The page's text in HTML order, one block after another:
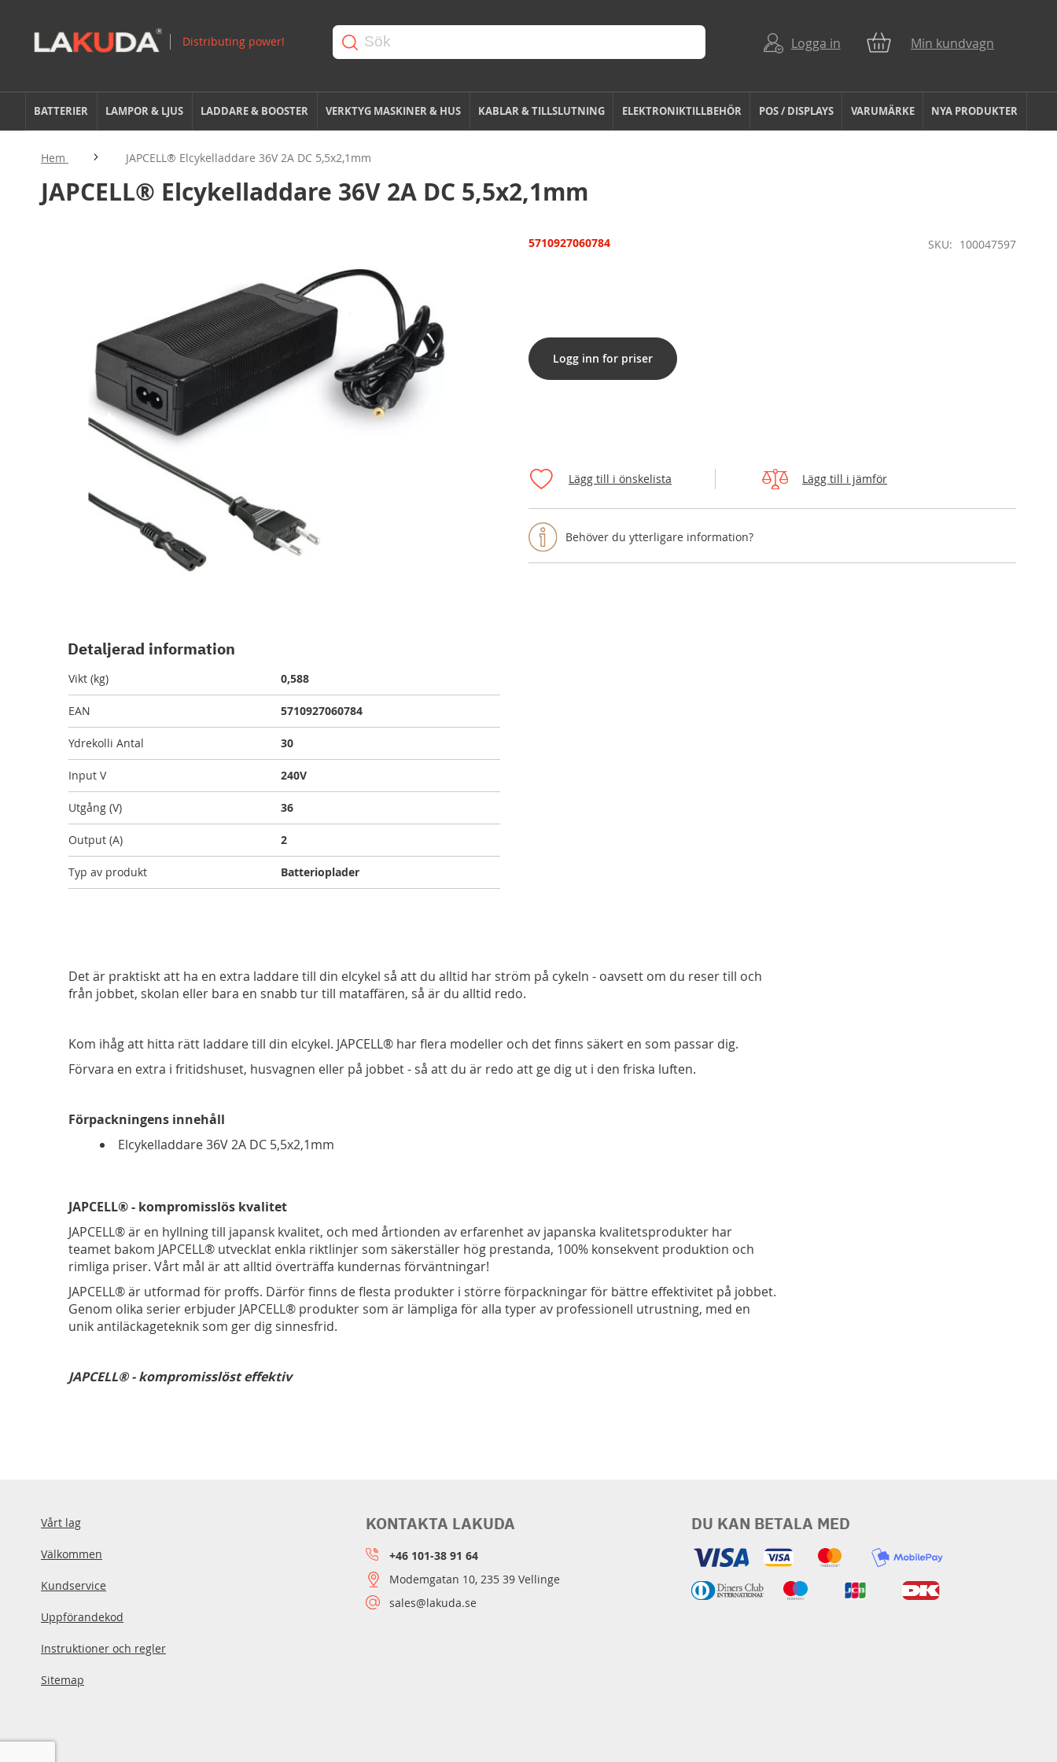
Logga in Min kundvagn
BATTERIER LAMPOR & LJUS LADDARE & BOOSTER VERKTYG MASKINER & HUS KABLAR & TILLSLUTNING ELEKTRONIKTILLBEHÖR POS / DISPLAYS VARUMÄRKE NYA PRODUKTER
Hem JAPCELL® Elcykelladdare 36V 2A DC 5,5x2,1mm
JAPCELL® Elcykelladdare 36V 2A DC 5,5x2,1mm
Lägg till i önskelista Lägg till i jämför
Behöver du ytterligare information?
5710927060784 SKU 100047597
Logg inn for priser
Detaljerad information
Vikt (kg) 0,588
EAN 5710927060784
Ydrekolli Antal 30
Input V 240V
Utgång (V) 36
Output (A) 2
Typ av produkt Batterioplader
Det är praktiskt att ha en extra laddare till din elcykel så att du alltid har ström på cykeln - oavsett om du reser till och
från jobbet, skolan eller bara en snabb tur till mataffären, så är du alltid redo.
Kom ihåg att hitta rätt laddare till din elcykel. JAPCELL® har flera modeller och det finns säkert en som passar dig.
Förvara en extra i fritidshuset, husvagnen eller på jobbet - så att du är redo att ge dig ut i den friska luften.
Förpackningens innehåll
Elcykelladdare 36V 2A DC 5,5x2,1mm
JAPCELL® - kompromisslös kvalitet
JAPCELL® är en hyllning till japansk kvalitet, och med årtionden av erfarenhet av japanska kvalitetsprodukter har
teamet bakom JAPCELL® utvecklat enkla riktlinjer som säkerställer hög prestanda, 100% konsekvent produktion och
rimliga priser. Vårt mål är att alltid överträffa kundernas förväntningar!
JAPCELL® är utformad för proffs. Därför finns de flesta produkter i större förpackningar för bättre effektivitet på jobbet.
Genom olika serier erbjuder JAPCELL® produkter som är lämpliga för alla typer av professionell utrustning, med en
unik antiläckageteknik som ger dig sinnesfrid.
JAPCELL® - kompromisslöst effektiv
Vårt lag
Välkommen
Kundservice
Uppförandekod
Instruktioner och regler
Sitemap
DU KAN BETALA MED
KONTAKTA LAKUDA
+46 101-38 91 64
Modemgatan 10, 235 39 Vellinge
sales@lakuda.se